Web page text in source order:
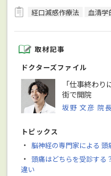
経口減感作療法
血清学
取材記事
ドクターズファイル
「仕事終わ
街で開院
坂野 文彦 院長
トピックス
・ 脳神経の専門家による
・ 頭痛はどちらを受診する
違い